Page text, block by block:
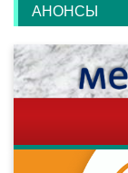
АНОНСЫ